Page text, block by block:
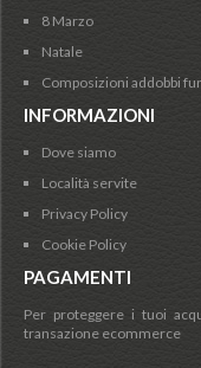
8 Marzo
Natale
Composizioni addobbi
INFORMAZIONI
Dove siamo
Località servite
Privacy Policy
Cookie Policy
PAGAMENTI
Per proteggere i tuoi
transazione ecommerce